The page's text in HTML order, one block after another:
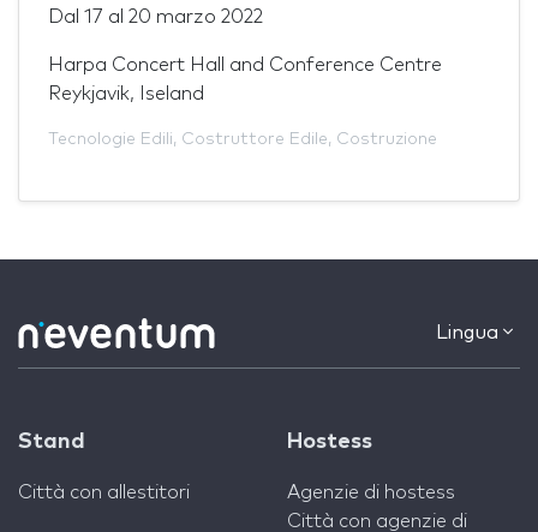
Dal 17 al 20 marzo 2022
Harpa Concert Hall and Conference Centre
Reykjavik, Iseland
Tecnologie Edili, Costruttore Edile, Costruzione
Lingua
Stand
Città con allestitori
Hostess
Agenzie di hostess
Città con agenzie di